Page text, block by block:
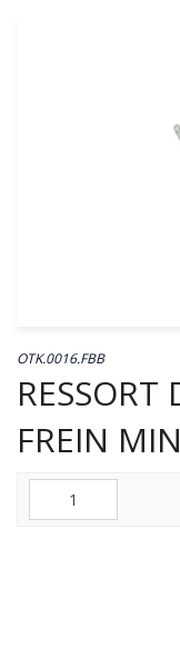
OTK.0016.FBB
RESSORT
FREIN
Quantité